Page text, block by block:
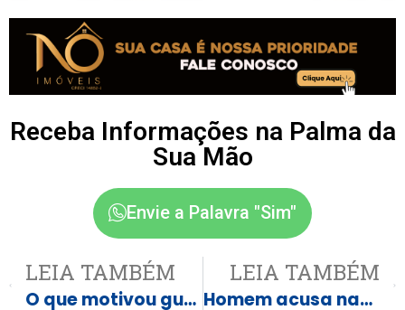
Receba Informações na Palma da
Sua Mão
Envie a Palavra "Sim"
LEIA TAMBÉM
O que motivou guerra em velório que terminou com caixão metralhado
LEIA TAMBÉM
Homem acusa namorada de mantê-lo em cárcere e queimá-lo com água fervente